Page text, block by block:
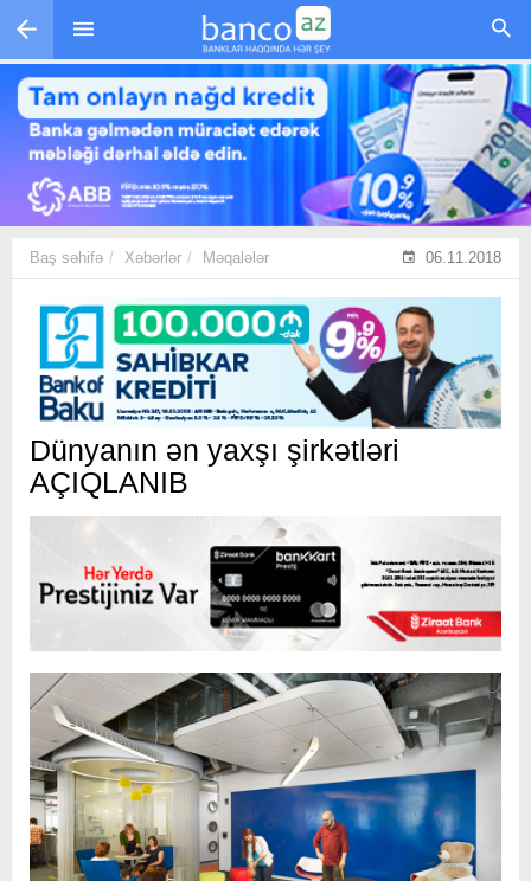
Skip to main content
Baş səhifə Xəbərlər Məqalələr 06.11.2018
Dünyanın ən yaxşı şirkətləri
AÇIQLANIB